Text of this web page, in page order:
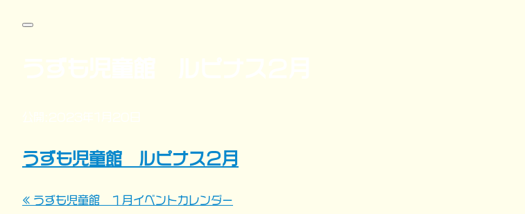
うずも児童館 ルピナス２月
投
« うずも児童館 １月イベントカレンダー